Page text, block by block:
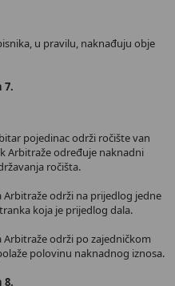
u pravilu, naknađuju obje
7.
pojedinac održi ročište van
Arbitraže određuje naknadni
ročišta.
Arbitraže održi na prijedlog jedne
koja je prijedlog dala.
Arbitraže održi po zajedničkom
polovinu naknadnog iznosa.
8.